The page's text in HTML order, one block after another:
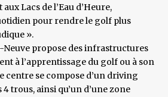
Lacs de l’Eau d’Heure,
pour rendre le golf plus
».
propose des infrastructures
à l’apprentissage du golf ou à son
centre se compose d’un driving
trous, ainsi qu’un d’une zone